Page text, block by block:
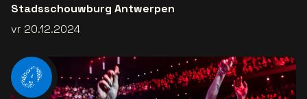
Stadsschouwburg Antwerpen
vr 20.12.2024